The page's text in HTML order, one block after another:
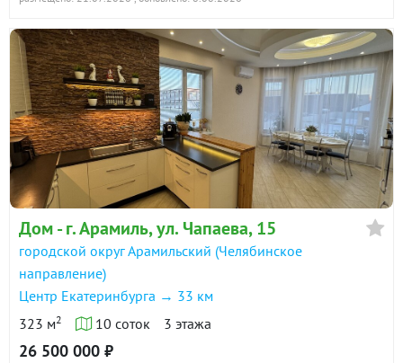
ВАРИАНТЫ)! Звоните, показ по договоренности.
ID объекта в нашей базе: 11986
Дом - г. Арамиль, ул. Чапаева, 15
городской округ Арамильский (Челябинское
направление)
Центр Екатеринбурга → 33 км
323 м2 10 соток 3 этажа
26 500 000 ₽